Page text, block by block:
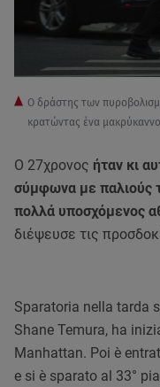
Ο δράστης των
κρατώντας ένα
Ο 27χρονος ήταν κι
σύμφωνα με παλιούς
πολλά υποσχόμενος
διέψευσε τις
Sparatoria nella tarda
Shane Temura, ha
Manhattan. Poi è
e si è sparato al 33°